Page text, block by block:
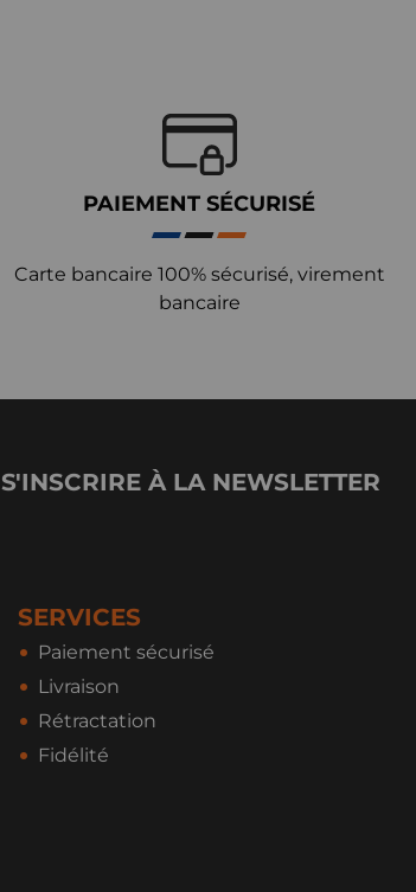
PAIEMENT SÉCURISÉ
Carte bancaire 100% sécurisé, virement
bancaire
S'INSCRIRE À LA NEWSLETTER
SERVICES
Paiement sécurisé
Livraison
Rétractation
Fidélité